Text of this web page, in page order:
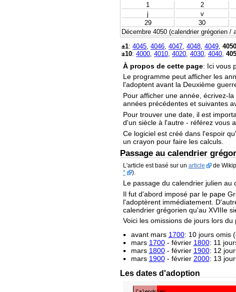
1
2
j
v
29
30
Décembre 4050 (calendrier grégorien /
±1: 4045 4046 4047 4048 4049 4050
±10: 4000 4010 4020 4030 4040
À propos de cette page: Ici vous
Le programme peut afficher les
l'adoptent avant la Deuxième
Pour afficher une année, écrivez-
années précédentes et suivantes
Pour trouver une date, il est
d'un siècle à l'autre - référez vous
Ce logiciel est créé dans l'espoir
un crayon pour faire les calculs.
Passage au calendrier
L'article est basé sur un article de
*
).
Le passage du calendrier julien au
Il fut d'abord imposé par le pape
l'adoptèrent immédiatement.
calendrier grégorien qu'au XVIIIe
Voici les omissions de jours lors
avant mars 1700: 10 jours omis
mars 1700- février 1800: 11
mars 1800- février 1900: 12
mars 1900- février 2000: 13
Les dates d'adoption